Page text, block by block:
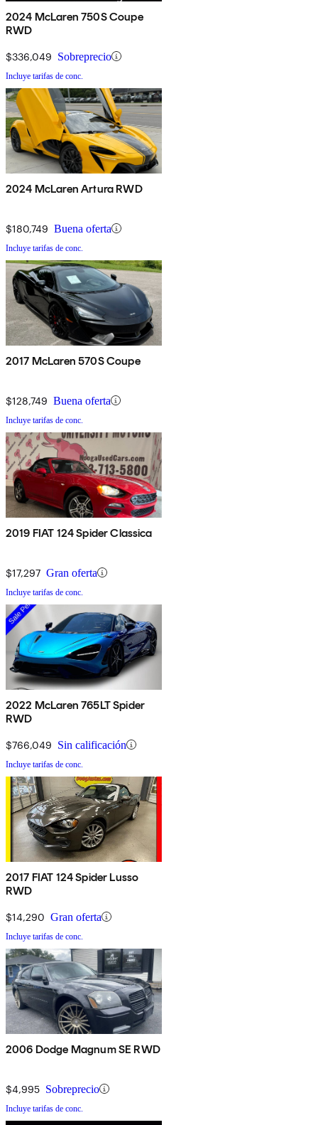
2024 McLaren 750S Coupe
RWD
$336,049 Sobreprecio
Incluye tarifas de conc.
2024 McLaren Artura RWD
$180,749 Buena oferta
Incluye tarifas de conc.
2017 McLaren 570S Coupe
$128,749 Buena oferta
Incluye tarifas de conc.
2019 FIAT 124 Spider Classica
$17,297 Gran oferta
Incluye tarifas de conc.
2022 McLaren 765LT Spider
RWD
$766,049 Sin calificación
Incluye tarifas de conc.
2017 FIAT 124 Spider Lusso
RWD
$14,290 Gran oferta
Incluye tarifas de conc.
2006 Dodge Magnum SE RWD
$4,995 Sobreprecio
Incluye tarifas de conc.